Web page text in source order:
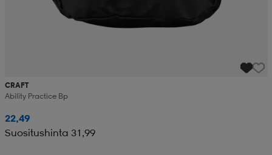
CRAFT
Ability Practice Bp
22,49
Suositushinta 31,99